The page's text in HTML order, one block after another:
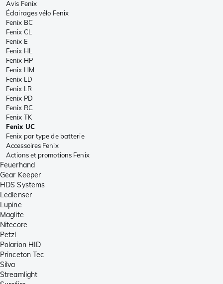
Avis Fenix
Éclairages vélo Fenix
Fenix BC
Fenix CL
Fenix E
Fenix HL
Fenix HP
Fenix HM
Fenix LD
Fenix LR
Fenix PD
Fenix RC
Fenix TK
Fenix UC
Fenix par type de batterie
Accessoires Fenix
Actions et promotions Fenix
Feuerhand
Gear Keeper
HDS Systems
Ledlenser
Lupine
Maglite
Nitecore
Petzl
Polarion HID
Princeton Tec
Silva
Streamlight